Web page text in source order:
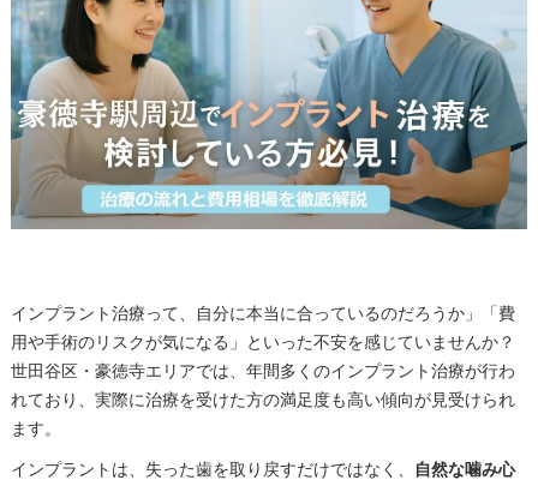
インプラント治療って、自分に本当に合っているのだろうか」「費
用や手術のリスクが気になる」といった不安を感じていませんか？
世田谷区・豪徳寺エリアでは、年間多くのインプラント治療が行わ
れており、実際に治療を受けた方の満足度も高い傾向が見受けられ
ます。
インプラントは、失った歯を取り戻すだけではなく、
自然な噛み心